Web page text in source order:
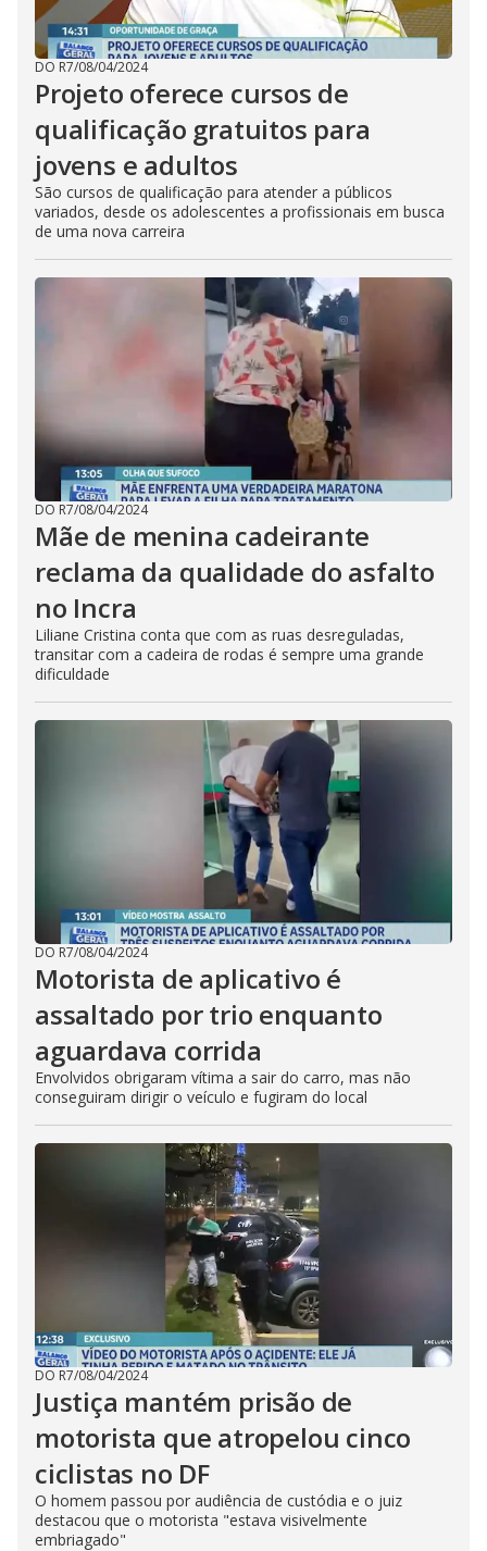
DO R7/08/04/2024
Projeto oferece cursos de
qualificação gratuitos para
jovens e adultos
São cursos de qualificação para atender a públicos
variados, desde os adolescentes a profissionais em busca
de uma nova carreira
DO R7/08/04/2024
Mãe de menina cadeirante
reclama da qualidade do asfalto
no Incra
Liliane Cristina conta que com as ruas desreguladas,
transitar com a cadeira de rodas é sempre uma grande
dificuldade
DO R7/08/04/2024
Motorista de aplicativo é
assaltado por trio enquanto
aguardava corrida
Envolvidos obrigaram vítima a sair do carro, mas não
conseguiram dirigir o veículo e fugiram do local
DO R7/08/04/2024
Justiça mantém prisão de
motorista que atropelou cinco
ciclistas no DF
O homem passou por audiência de custódia e o juiz
destacou que o motorista "estava visivelmente
embriagado"